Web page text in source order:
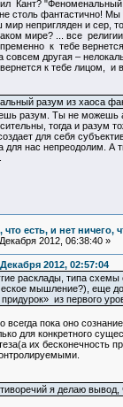
Кант? "Феноменальный
не столь фантастично!
мир непригляден и сер,
мире? ... все
к тебе
совсем другая –
к тебе лицом, и
разум из хаоса
разум. Ты не можешь
тогда и разум
для себя
для нас непреодолим.
что есть, и нет
2012, 06:38:40 »
2012, 02:57:04
расклады, типа
мышление?), еще
из первого
пока оно
для конкретного
их бесконечность
я делаю